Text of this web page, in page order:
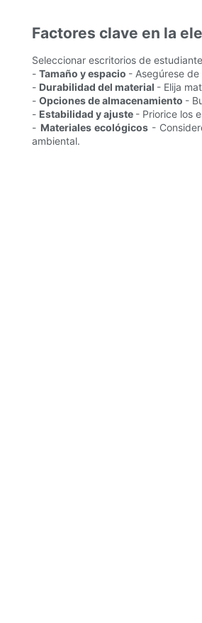
Factores clave en la
Seleccionar escritorios de
- Tamaño y espacio - Asegúrese
- Durabilidad del material - Elija
- Opciones de almacenamiento -
- Estabilidad y ajuste - Priorice los
- Materiales ecológicos -
ambiental.